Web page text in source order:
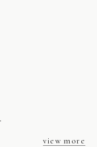
view more